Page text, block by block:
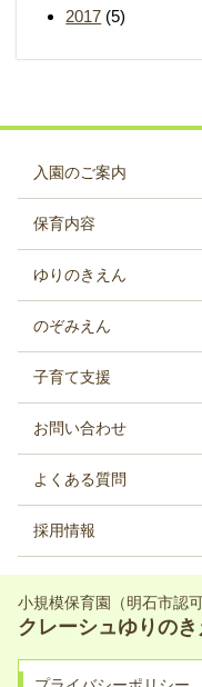
2017 (5)
入園のご案内
保育内容
ゆりのきえん
のぞみえん
子育て支援
お問い合わせ
よくある質問
採用情報
小規模保育園（明石市認可
クレーシュゆりの